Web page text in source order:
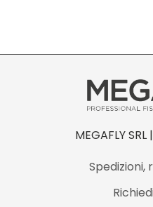
MEGAFLY
Spedizioni,